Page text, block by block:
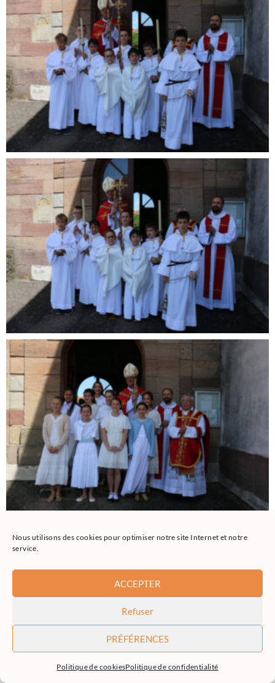
Nous utilisons des cookies pour optimiser notre site Internet et notre
service.
ACCEPTER
Refuser
PRÉFÉRENCES
Politique de cookiesPolitique de confidentialité